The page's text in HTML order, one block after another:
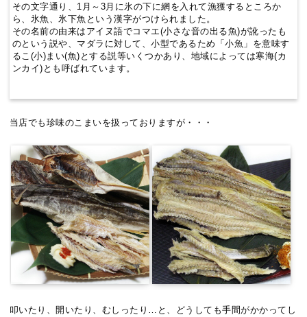
その文字通り、1月～3月に氷の下に網を入れて漁獲するところか
ら、氷魚、氷下魚という漢字がつけられました。
その名前の由来はアイヌ語でコマエ(小さな音の出る魚)が訛ったも
のという説や、マダラに対して、小型であるため「小魚」を意味す
るこ(小)まい(魚)とする説等いくつかあり、地域によっては寒海(カ
ンカイ)とも呼ばれています。
当店でも珍味のこまいを扱っておりますが・・・
叩いたり、開いたり、むしったり…と、どうしても手間がかかってし